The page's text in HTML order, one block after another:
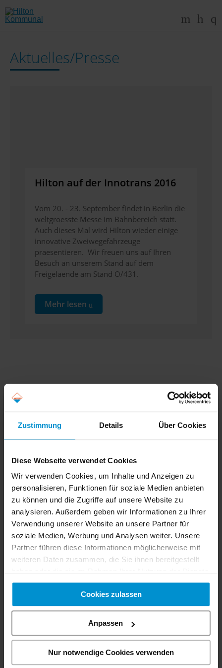
Zustimmung Details Über Cookies
Diese Webseite verwendet Cookies
Wir verwenden Cookies, um Inhalte und Anzeigen zu
personalisieren, Funktionen für soziale Medien anbieten
zu können und die Zugriffe auf unsere Website zu
analysieren. Außerdem geben wir Informationen zu Ihrer
Verwendung unserer Website an unsere Partner für
soziale Medien, Werbung und Analysen weiter. Unsere
Partner führen diese Informationen möglicherweise mit
weiteren Daten zusammen, die Sie ihnen bereitgestellt
gesammelt haben. Sie geben Einwilligung zu unseren
Cookies, wenn Sie unsere Webseite weiterhin nutzen.
Cookies zulassen
Anpassen
Nur notwendige Cookies verwenden
Aktuelles/Presse
Hilton auf der Innotrans 2016
Vom 20. - 23. September findet in Berlin die
weltgroesste Messe im Bahnbereich statt.
Auch dieses Mal wird Hilton wieder einige
innovative Zweiwegefahrzeuge
praesentieren. Wir freuen uns auf Ihren
Besuch an unserem Stand auf dem
Freigelaende am Stand O/431.
Mehr lesen
Archiv
(1 Artikel)
Januar 2025(6 Artikel)
Dezember 2024(4 Artikel)
September 2023(1 Artikel)
Mai 2023 (1 Artikel)
April 2023 (1 Artikel)
Januar 2023(2 Artikel)
Dezember 2021 (8 Artikel)
Januar 2019(3 Artikel)
April 2017(1 Artikel)
März 2017(1 Artikel)
(1 Artikel)
Februar 2016(9 Artikel)
(1 Artikel)
August 2014(1 Artikel)
April 2014(2 Artikel)